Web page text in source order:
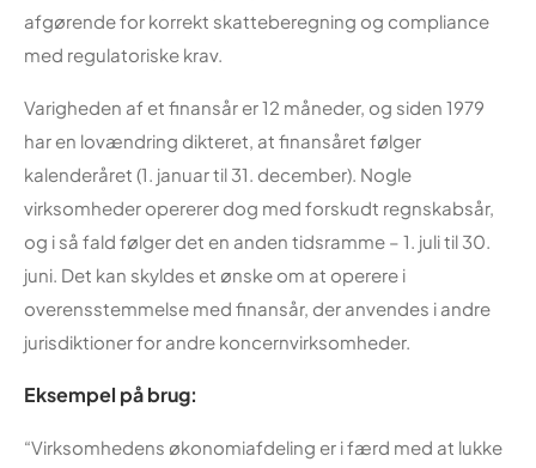
afgørende for korrekt skatteberegning og compliance
med regulatoriske krav.
Varigheden af et finansår er 12 måneder, og siden 1979
har en lovændring dikteret, at finansåret følger
kalenderåret (1. januar til 31. december). Nogle
virksomheder opererer dog med forskudt regnskabsår,
og i så fald følger det en anden tidsramme – 1. juli til 30.
juni. Det kan skyldes et ønske om at operere i
overensstemmelse med finansår, der anvendes i andre
jurisdiktioner for andre koncernvirksomheder.
Eksempel på brug:
“Virksomhedens økonomiafdeling er i færd med at lukke